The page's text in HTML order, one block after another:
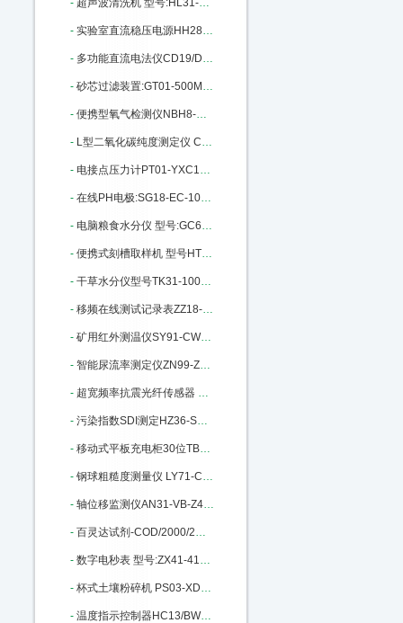
- 超声波清洗机 型号:HL31-25T库号：M405665
- 实验室直流稳压电源HH28-HY3003D-3 M140915
- 多功能直流电法仪CD19/DZD-6A库号：M201850
- 砂芯过滤装置:GT01-500ML库号：M215978
- 便携型氧气检测仪NBH8-O2库号：M289343
- L型二氧化碳纯度测定仪 CS30-L：M310814
- 电接点压力计PT01-YXC100-150库号：M342423
- 在线PH电极:SG18-EC-100GTSO-05B：M370179
- 电脑粮食水分仪 型号:GC60/SF1G：M391395
- 便携式刻槽取样机 型号HT62-DSD-230 M22461
- 干草水分仪型号TK31-100库号M149295
- 移频在线测试记录表ZZ18-CD96-3Z：M200674
- 矿用红外测温仪SY91-CWH700 M269990
- 智能尿流率测定仪ZN99-ZNC961A：M272181
- 超宽频率抗震光纤传感器 MKM-2200 M314923
- 污染指数SDI测定HZ36-SDI-2000库号M325162
- 移动式平板充电柜30位TB93-HJ-CM06 M343695
- 钢球粗糙度测量仪 LY71-CU9505B M385937
- 轴位移监测仪AN31-VB-Z410库号：M389977
- 百灵达试剂-COD/2000/2M M402847
- 数字电秒表 型号:ZX41-415库号：M392353
- 杯式土壤粉碎机 PS03-XDB050303 M394553
- 温度指示控制器HC13/BWY-805TH M401763